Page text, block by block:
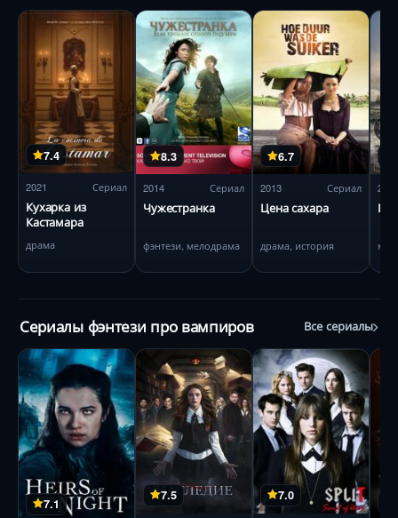
7.4
2021 Сериал
Кухарка из
Кастамара
драма
8.3
2014 Сериал
Чужестранка
фэнтези, мелодрама
6.7
2013 Сериал
Цена сахара
драма, история
2015
Сериалы фэнтези про вампиров Все сериалы
7.1
7.5 7.0